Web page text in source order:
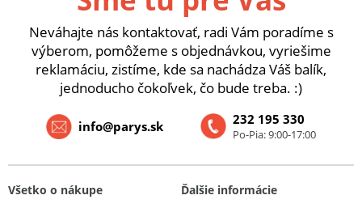
Neváhajte nás kontaktovať, radi Vám poradíme s
výberom, pomôžeme s objednávkou, vyriešime
reklamáciu, zistíme, kde sa nachádza Váš balík,
jednoducho čokoľvek, čo bude treba. :)
232 195 330
Po-Pia: 9:00-17:00
info@parys.sk
Všetko o nákupe
Ďalšie informácie